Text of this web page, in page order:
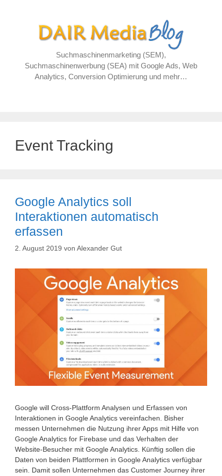
Suchmaschinenmarketing (SEM),
Suchmaschinenwerbung (SEA) mit Google Ads, Web
Analytics, Conversion Optimierung und mehr…
Event Tracking
Google Analytics soll
Interaktionen automatisch
erfassen
2. August 2019 von Alexander Gut
Google will Cross-Plattform Analysen und Erfassen von
Interaktionen in Google Analytics vereinfachen. Bisher
messen Unternehmen die Nutzung ihrer Apps mit Hilfe von
Google Analytics for Firebase und das Verhalten der
Website-Besucher mit Google Analytics. Künftig sollen die
Daten von beiden Plattformen in Google Analytics verfügbar
sein. Damit sollen Unternehmen das Customer Journey ihrer